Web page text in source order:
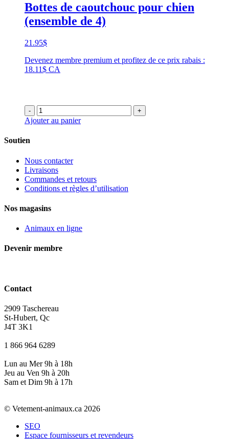
Bottes de caoutchouc pour chien
(ensemble de 4)
21.95$
Devenez membre premium et profitez de ce prix rabais :
18.11$ CA
- +
Ajouter au panier
Soutien
Nous contacter
Livraisons
Commandes et retours
Conditions et règles d’utilisation
Nos magasins
Animaux en ligne
Devenir membre
Contact
2909 Taschereau
St-Hubert, Qc
J4T 3K1
1 866 964 6289
Lun au Mer 9h à 18h
Jeu au Ven 9h à 20h
Sam et Dim 9h à 17h
© Vetement-animaux.ca 2026
SEO
Espace fournisseurs et revendeurs